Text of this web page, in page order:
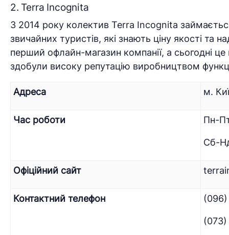
2. Terra Incognita
З 2014 року колектив Terra Incognita
звичайних туристів, які знають ціну якості та
перший офлайн-магазин компанії, а сьогодні
здобули високу репутацію виробництвом
Адреса м.
Час роботи Пн-
Сб-
Офіційний сайт
Контактний телефон